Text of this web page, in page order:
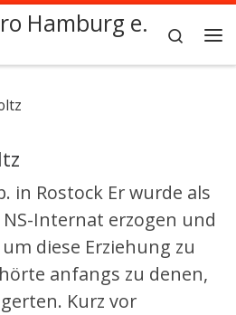
Hamburg e.
Search
in Rostock Er wurde als
Internat erzogen und
diese Erziehung zu
anfangs zu denen,
Kurz vor